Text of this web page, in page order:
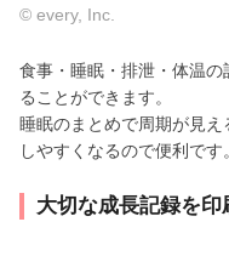
© every, Inc.
食事・睡眠・排泄・体温
ることができます。
睡眠のまとめで周期が見
しやすくなるので便利です。
大切な成長記録を印